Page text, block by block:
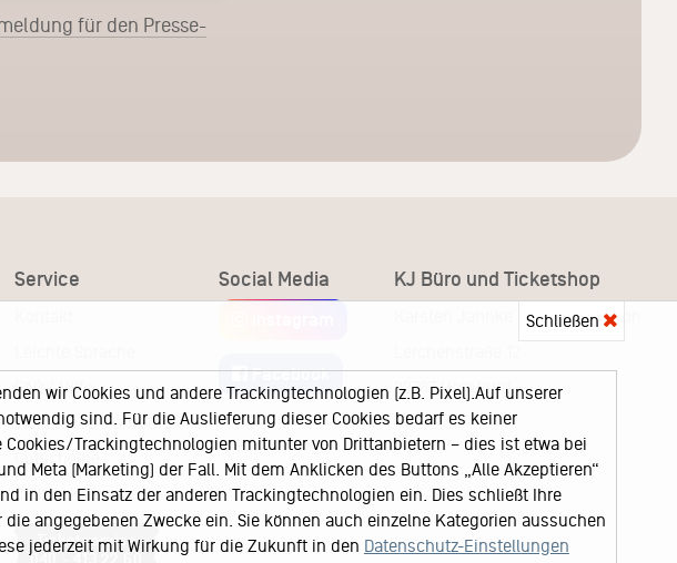
für den Presse-
Service
FAQ / Hilfe
Ticketshop Hamburg
Callback-Service
Ticketservice
040 - 413 22 60
Social Media
Facebook
KJ Büro und Ticketshop
Karsten Jahnke Konzertdirektion
22767 Hamburg
Schließen
wir Cookies und andere Trackingtechnologien (z.B. Pixel).Auf unserer
sind. Für die Auslieferung dieser Cookies bedarf es keiner
Trackingtechnologien mitunter von Drittanbietern – dies ist etwa bei
Meta (Marketing) der Fall. Mit dem Anklicken des Buttons „Alle Akzeptieren“
in den Einsatz der anderen Trackingtechnologien ein. Dies schließt Ihre
angegebenen Zwecke ein. Sie können auch einzelne Kategorien aussuchen
jederzeit mit Wirkung für die Zukunft in den Datenschutz-Einstellungen